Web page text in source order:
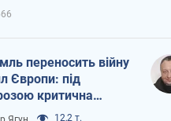
переносить війну
Європи: під
критична
12,2 т.